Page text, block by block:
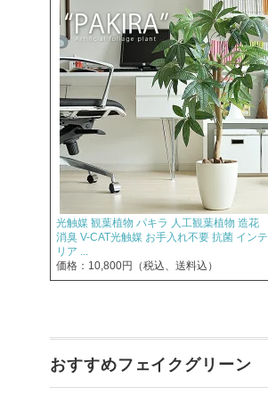
光触媒 観葉植物 パキラ 人工観葉植物 造花
消臭 V-CAT光触媒 お手入れ不要 抗菌 インテ
リア ...
価格：10,800円（税込、送料込）
おすすめフェイクグリーン